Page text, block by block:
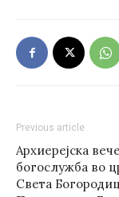
Previous article
Архиерејска
богослужба во
Света